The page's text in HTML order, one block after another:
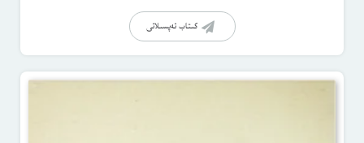
كىتاب تەپسىلاتى